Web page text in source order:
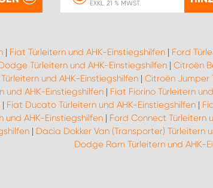
EXKL. 21 % MWST.
| Fiat Türleitern und AHK-Einstiegshilfen | Ford
Türleitern und AHK-Einstiegshilfen | Citroën
und AHK-Einstiegshilfen| Citroën Jumper
und AHK-Einstiegshilfen| Fiat Fiorino Türleitern
| Fiat Ducato Türleitern und AHK-Einstiegshilfen |
und AHK-Einstiegshilfen | Ford Connect Türleitern
| Dacia Dokker Van (Transporter) Türleitern
Dodge Ram Türleitern und AHK-